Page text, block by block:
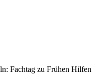
Fachtag zu Frühen Hilfen